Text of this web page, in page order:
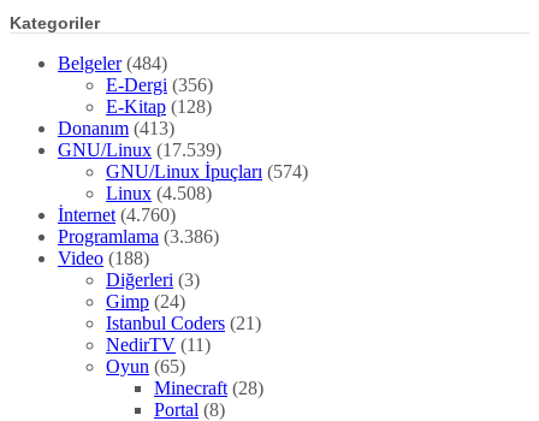
Kategoriler
Belgeler(484)
E-Dergi (356)
E-Kitap (128)
Donanım (413)
GNU/Linux (17.539)
GNU/Linux İpuçları (574)
Linux (4.508)
İnternet (4.760)
Programlama (3.386)
Video (188)
Diğerleri (3)
Gimp (24)
Istanbul Coders (21)
NedirTV (11)
Oyun (65)
Minecraft (28)
Portal (8)